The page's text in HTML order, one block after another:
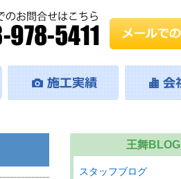
王舞BLOG
スタッフブログ